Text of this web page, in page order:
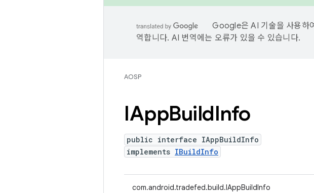
Google은 AI 기술을 사용하
역합니다. AI 번역에는 오류가 있을 수 있습니다.
AOSP
IAppBuildInfo
public interface IAppBuildInfo
implements IBuildInfo
com.android.tradefed.build.IAppBuildInfo